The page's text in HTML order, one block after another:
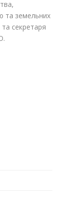
та земельних
секретаря